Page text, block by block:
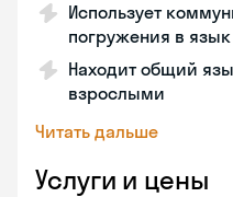
Использует
погружения в язык
Находит общий
взрослыми
Читать дальше
Услуги и цены